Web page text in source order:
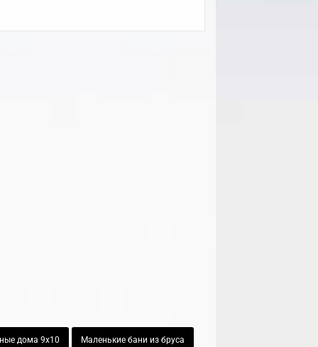
дома 9х10 Маленькие бани из бруса